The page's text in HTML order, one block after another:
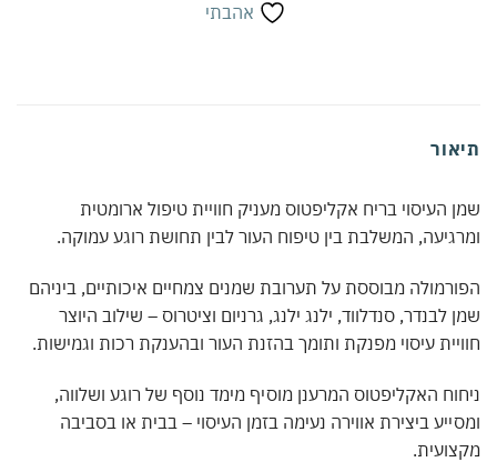
אהבתי
העיסוי בריח אקליפטוס מעניק חוויית טיפול ארומטית
המשלבת בין טיפוח העור לבין תחושת רוגע עמוקה.
מבוססת על תערובת שמנים צמחיים איכותיים, ביניהם
לבנדר, סנדלווד, ילנג ילנג, גרניום וציטרוס – שילוב היוצר
עיסוי מפנקת ותומך בהזנת העור ובהענקת רכות וגמישות.
האקליפטוס המרענן מוסיף מימד נוסף של רוגע ושלווה,
ביצירת אווירה נעימה בזמן העיסוי – בבית או בסביבה